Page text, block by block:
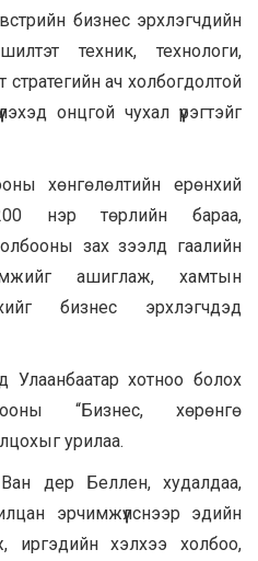
бизнес эрхлэгчдийн
техник, технологи,
стратегийн ач холбогдолтой
онцгой чухал үүрэгтэйг
хөнгөлөлтийн ерөнхий
нэр төрлийн бараа,
зах зээлд гаалийн
ашиглаж, хамтын
бизнес эрхлэгчдэд
хотноо болох
“Бизнес, хөрөнгө
урилаа.
дер Беллен, худалдаа,
эрчимжүүлснээр эдийн
иргэдийн хэлхээ холбоо,